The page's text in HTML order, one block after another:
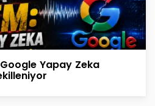
Yapay Zeka